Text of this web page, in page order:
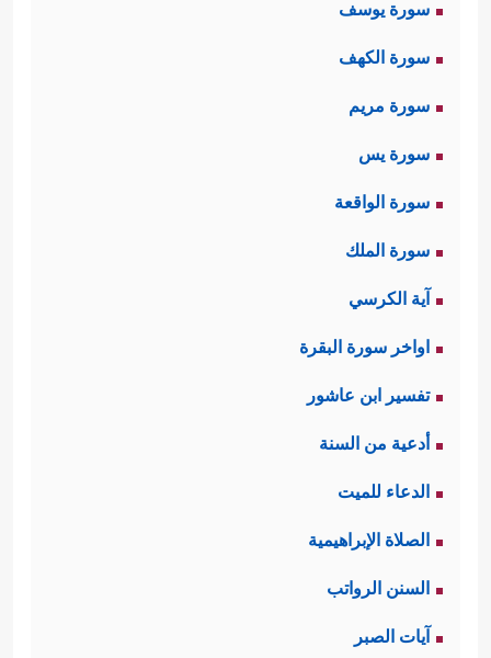
سورة يوسف
سورة الكهف
سورة مريم
سورة يس
سورة الواقعة
سورة الملك
آية الكرسي
اواخر سورة البقرة
تفسير ابن عاشور
أدعية من السنة
الدعاء للميت
الصلاة الإبراهيمية
السنن الرواتب
آيات الصبر